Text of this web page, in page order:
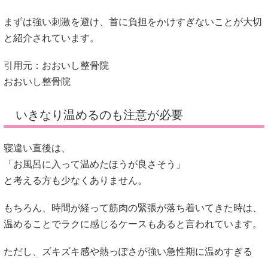
まずは強い刺激を避け、首に負担をかけすぎないことが大切
と紹介されています。
引用元：おおいし整骨院
おおいし整骨院
いきなり温めるのも注意が必要
寝違い直後は、
「お風呂に入って温めたほうが良さそう」
と考える方も少なくありません。
もちろん、時間が経って筋肉の緊張が落ち着いてきた時は、
温めることでラクに感じるケースもあると言われています。
ただし、ズキズキ感や熱っぽさが強い急性期に温めすぎる